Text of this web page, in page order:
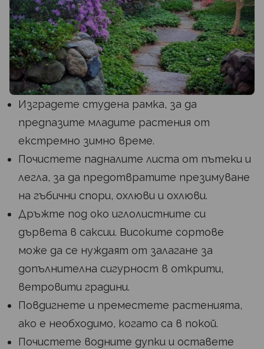
Изградете студена рамка, за да
предпазите младите растения от
екстремно зимно време.
Почистете падналите листа от пътеки и
легла, за да предотвратите презимуване
на гъбични спори, охлюви и охлюви.
Дръжте под око иглолистните си
дървета в саксии. Високите сортове
може да се нуждаят от залагане за
допълнителна сигурност в открити,
ветровити градини.
Повдигнете и преместете растенията,
ако е необходимо, когато са в покой.
Почистете водните дупки и оставете